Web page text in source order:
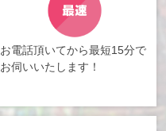
お電話頂いてから最短15分で
お伺いいたします！